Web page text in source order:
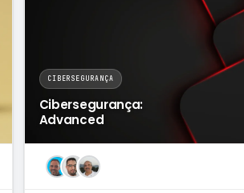
CIBERSEGURANÇA
Cibersegurança:
Advanced